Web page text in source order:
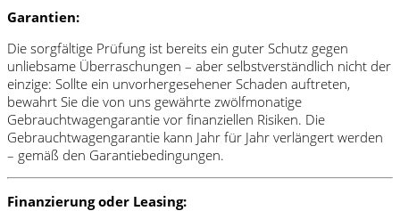
Garantien:
Die sorgfältige Prüfung ist bereits ein guter Schutz gegen
unliebsame Überraschungen – aber selbstverständlich nicht der
einzige: Sollte ein unvorhergesehener Schaden auftreten,
bewahrt Sie die von uns gewährte zwölfmonatige
Gebrauchtwagengarantie vor finanziellen Risiken. Die
Gebrauchtwagengarantie kann Jahr für Jahr verlängert werden
– gemäß den Garantiebedingungen.
Finanzierung oder Leasing: